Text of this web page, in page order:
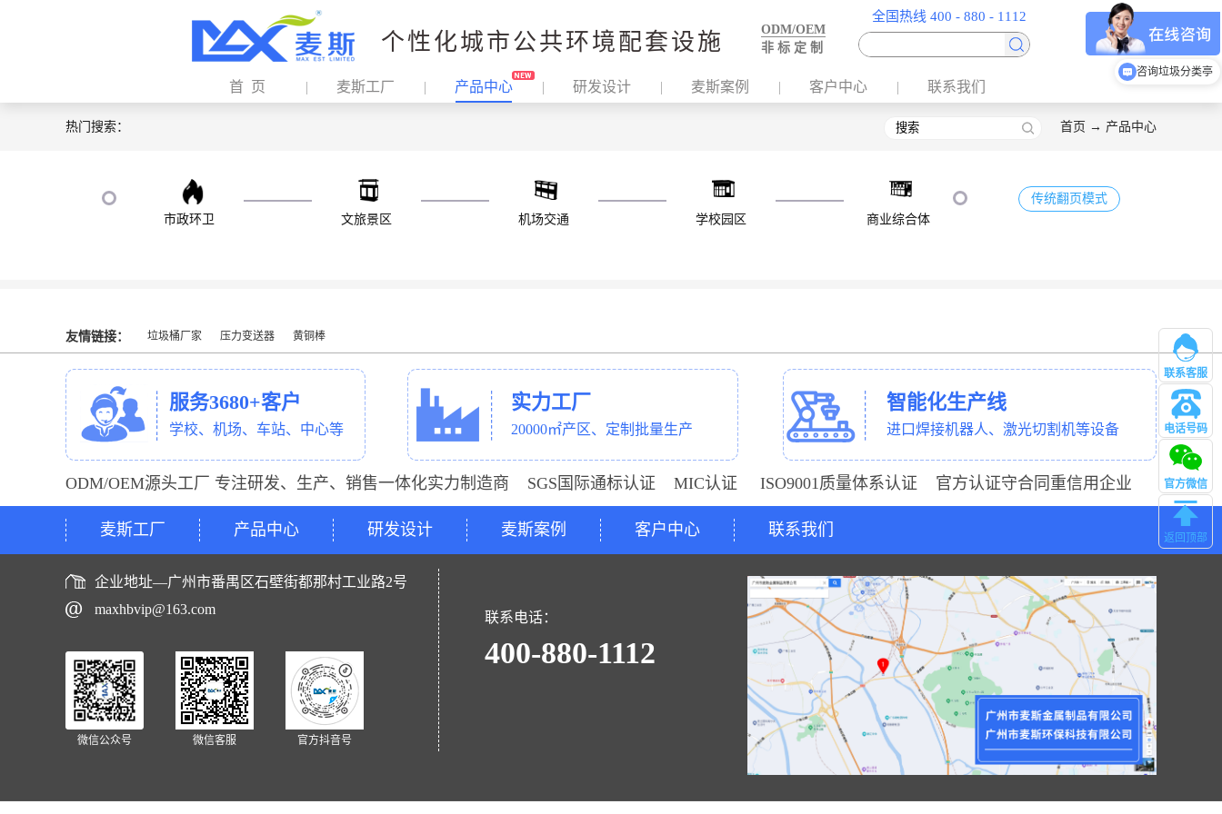
个性化城市公共环境配套设施
ODM/OEM
非 标 定 制
全国热线 400 - 880 - 1112
首 页 麦斯工厂 产品中心 研发设计 麦斯案例 客户中心 联系我们
首页 → 产品中心
热门搜索：
市政环卫 文旅景区 机场交通 学校园区 商业综合体
传统翻页模式
友情链接： 垃圾桶厂家 压力变送器 黄铜棒
服务3680+客户
学校、机场、车站、中心等
实力工厂
20000㎡产区、定制批量生产
智能化生产线
进口焊接机器人、激光切割机等设备
ODM/OEM源头工厂 专注研发、生产、销售一体化实力制造商 SGS国际通标认证 MIC认证 ISO9001质量体系认证 官方认证守合同重信用企业
麦斯工厂 产品中心 研发设计 麦斯案例 客户中心 联系我们
企业地址—广州市番禺区石壁街都那村工业路2号
maxhbvip@163.com
微信公众号 微信客服 官方抖音号
联系电话：
400-880-1112
联系客服
电话号码
管理
官方微信
返回顶部
咨询垃圾分类亭